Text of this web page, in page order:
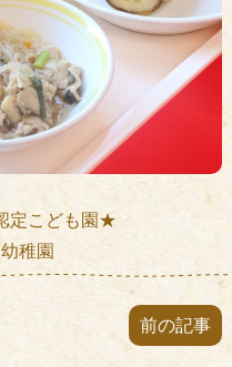
定こども園★
稚園
前の記事